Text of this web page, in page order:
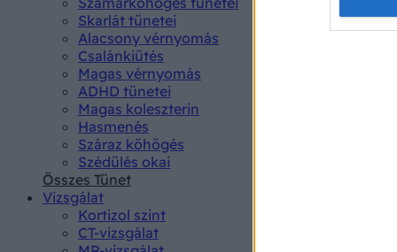
Skarlát tünetei
Alacsony vérnyomás
Csalánkiütés
Magas vérnyomás
ADHD tünetei
Magas koleszterin
Hasmenés
Száraz köhögés
Szédülés okai
Összes Tünet
Vizsgálat
Kortizol szint
CT-vizsgálat